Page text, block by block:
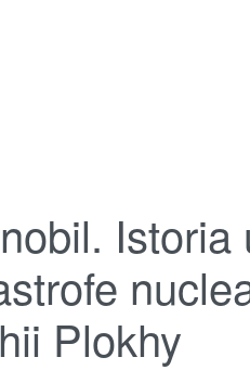
Istoria
Plokhy